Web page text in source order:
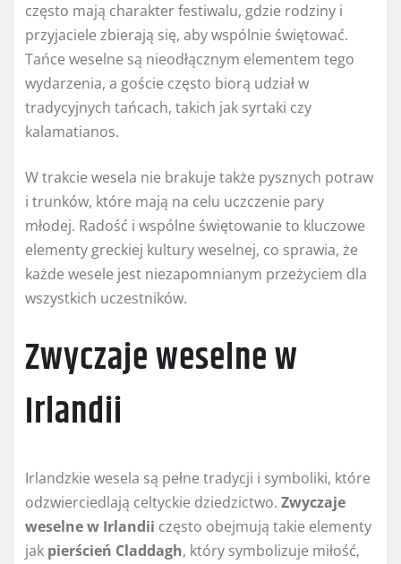
często mają charakter festiwalu, gdzie rodziny i
przyjaciele zbierają się, aby wspólnie świętować.
Tańce weselne są nieodłącznym elementem tego
wydarzenia, a goście często biorą udział w
tradycyjnych tańcach, takich jak syrtaki czy
kalamatianos.
W trakcie wesela nie brakuje także pysznych potraw
i trunków, które mają na celu uczczenie pary
młodej. Radość i wspólne świętowanie to kluczowe
elementy greckiej kultury weselnej, co sprawia, że
każde wesele jest niezapomnianym przeżyciem dla
wszystkich uczestników.
Zwyczaje weselne w
Irlandii
Irlandzkie wesela są pełne tradycji i symboliki, które
odzwierciedlają celtyckie dziedzictwo. Zwyczaje
weselne w Irlandii często obejmują takie elementy
jak pierścień Claddagh, który symbolizuje miłość,